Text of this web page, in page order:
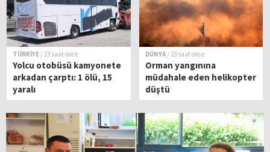
TÜRKİYE / 23 saat önce
Yolcu otobüsü kamyonete
arkadan çarptı: 1 ölü, 15
yaralı
DÜNYA / 23 saat önce
Orman yangınına
müdahale eden helikopter
düştü